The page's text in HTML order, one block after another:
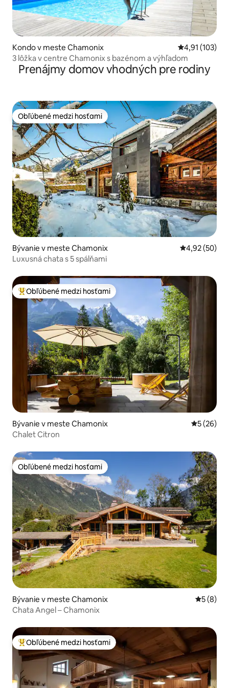
Kondo v meste Chamonix Priemerné
4,91 (103)
3 lôžka v centre Chamonix s bazénom a výhľadom
Prenájmy domov vhodných pre rodiny
Obľúbené medzi hosťami
Obľúbené medzi hosťami
Bývanie v meste Chamonix Priemerné
4,92 (50)
Luxusná chata s 5 spálňami
Najobľúbenejšie medzi hosťami
Obľúbené medzi hosťami
Bývanie v meste Chamonix
5 (26)
Chalet Citron
Obľúbené medzi hosťami
Obľúbené medzi hosťami
Bývanie v meste Chamonix
5 (8)
Chata Angel – Chamonix
Najobľúbenejšie medzi hosťami
Obľúbené medzi hosťami